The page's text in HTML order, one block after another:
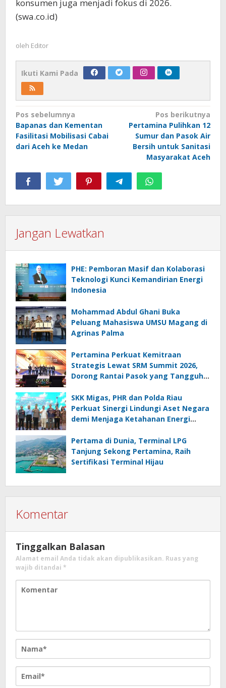
konsumen juga menjadi fokus di 2026.
(swa.co.id)
oleh Editor
Ikuti Kami Pada
Navigasi
pos
Pos sebelumnya
Bapanas dan Kementan
Fasilitasi Mobilisasi Cabai
dari Aceh ke Medan
Pos berikutnya
Pertamina Pulihkan 12
Sumur dan Pasok Air
Bersih untuk Sanitasi
Masyarakat Aceh
Jangan Lewatkan
PHE: Pemboran Masif dan Kolaborasi
Teknologi Kunci Kemandirian Energi
Indonesia
Mohammad Abdul Ghani Buka
Peluang Mahasiswa UMSU Magang di
Agrinas Palma
Pertamina Perkuat Kemitraan
Strategis Lewat SRM Summit 2026,
Dorong Rantai Pasok yang Tangguh
SKK Migas, PHR dan Polda Riau
Perkuat Sinergi Lindungi Aset Negara
demi Menjaga Ketahanan Energi
Pertama di Dunia, Terminal LPG
Tanjung Sekong Pertamina, Raih
Sertifikasi Terminal Hijau
Komentar
Tinggalkan Balasan
Alamat email Anda tidak akan dipublikasikan. Ruas yang
wajib ditandai *